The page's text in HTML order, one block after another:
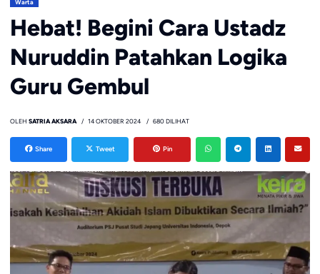
Warta
Hebat! Begini Cara Ustadz
Nuruddin Patahkan Logika
Guru Gembul
OLEH SATRIA AKSARA 14 OKTOBER 2024 680 DILIHAT
Share Tweet Pin